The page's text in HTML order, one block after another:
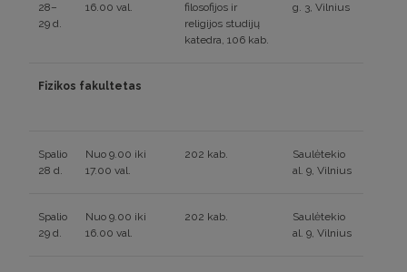
28–
29 d.
16.00 val.
filosofijos ir
religijos studijų
katedra, 106 kab.
g. 3, Vilnius
Fizikos fakultetas
Spalio
28 d.
Nuo 9.00 iki
17.00 val.
202 kab.
Saulėtekio
al. 9, Vilnius
Spalio
29 d.
Nuo 9.00 iki
16.00 val.
202 kab.
Saulėtekio
al. 9, Vilnius